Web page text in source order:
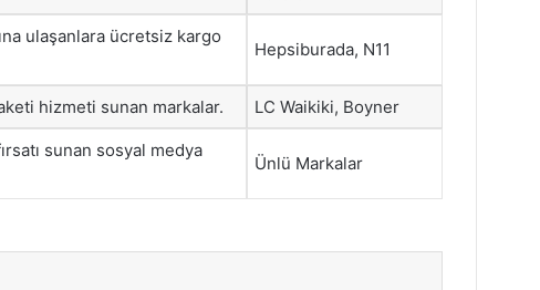
ulaşanlara ücretsiz kargo
Hepsiburada, N11
hizmeti sunan markalar. LC Waikiki, Boyner
sunan sosyal medya
Ünlü Markalar